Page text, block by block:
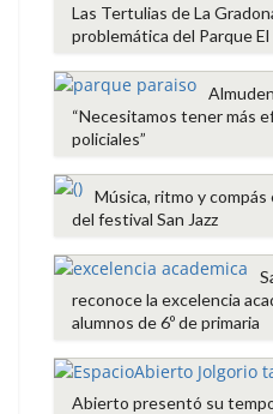
Las Tertulias de La
problemática del Parque El
“Necesitamos tener más
policiales”
Música, ritmo y compás
del festival San Jazz
reconoce la excelencia
alumnos de 6º de primaria
Abierto presentó su